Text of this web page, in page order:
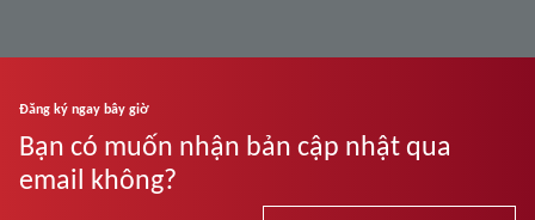
Đăng ký ngay bây giờ
Bạn có muốn nhận bản cập nhật qua
email không?